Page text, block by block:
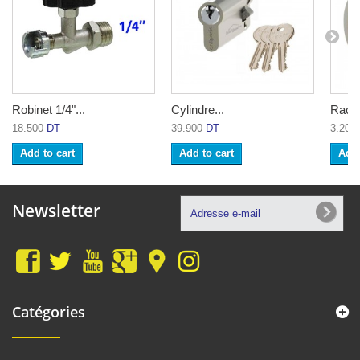
Robinet 1/4"...
18.500 DT
Add to cart
Cylindre...
39.900 DT
Add to cart
3.200
Newsletter
Catégories